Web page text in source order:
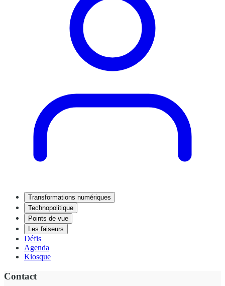
Transformations numériques
Technopolitique
Points de vue
Les faiseurs
Défis
Agenda
Kiosque
Contact